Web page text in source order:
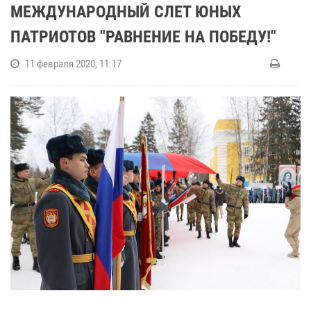
МЕЖДУНАРОДНЫЙ СЛЕТ ЮНЫХ
ПАТРИОТОВ "РАВНЕНИЕ НА ПОБЕДУ!"
11 февраля 2020, 11:17